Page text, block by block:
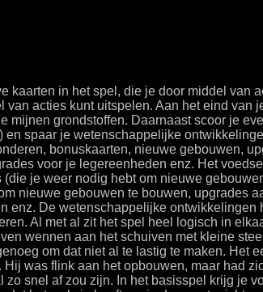
kaarten in het spel, die je door middel van
van acties kunt uitspelen. Aan het eind van
mijnen grondstoffen. Daarnaast scoor je
en spaar je wetenschappelijke
bonuskaarten, nieuwe gebouwen,
voor je legereenheden enz. Het
je weer nodig hebt om nieuwe
nieuwe gebouwen te bouwen, upgrades
enz. De wetenschappelijke ontwikkelingen
Al met al zit het spel heel logisch in
wennen aan het schuiven met kleine
om dat niet al te lastig te maken. Het
Hij was flink aan het opbouwen, maar had
zo snel af zou zijn. In het basisspel krijg je